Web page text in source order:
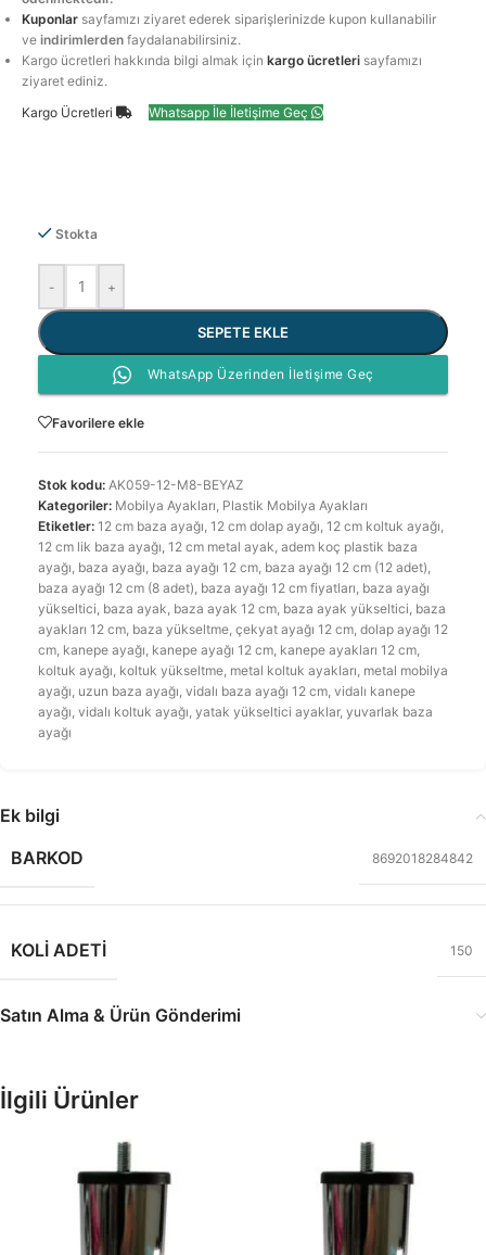
Kuponlar sayfamızı ziyaret ederek siparişlerinizde kupon kullanabilir
veindirimlerden faydalanabilirsiniz.
Kargo ücretleri hakkında bilgi almak içinkargo ücretleri sayfamızı
ziyaret ediniz.
Kargo Ücretleri
Whatsapp İle İletişime Geç
Stokta
- +
SEPETE EKLE
WhatsApp Üzerinden İletişime Geç
Favorilere ekle
Stok kodu: AK059-12-M8-BEYAZ
Kategoriler: Mobilya Ayakları, Plastik Mobilya Ayakları
Etiketler: 12 cm baza ayağı, 12 cm dolap ayağı, 12 cm koltuk ayağı,
12 cm lik baza ayağı, 12 cm metal ayak, adem koç plastik baza
ayağı, baza ayağı, baza ayağı 12 cm, baza ayağı 12 cm (12 adet),
baza ayağı 12 cm (8 adet), baza ayağı 12 cm fiyatları, baza ayağı
yükseltici, baza ayak, baza ayak 12 cm, baza ayak yükseltici, baza
ayakları 12 cm, baza yükseltme, çekyat ayağı 12 cm, dolap ayağı 12
cm, kanepe ayağı, kanepe ayağı 12 cm, kanepe ayakları 12 cm,
koltuk ayağı, koltuk yükseltme, metal koltuk ayakları, metal mobilya
ayağı, uzun baza ayağı, vidalı baza ayağı 12 cm, vidalı kanepe
ayağı, vidalı koltuk ayağı, yatak yükseltici ayaklar, yuvarlak baza
ayağı
Ek bilgi
BARKOD
8692018284842
KOLI ADETI 150
Satın Alma & Ürün Gönderimi
İlgili Ürünler